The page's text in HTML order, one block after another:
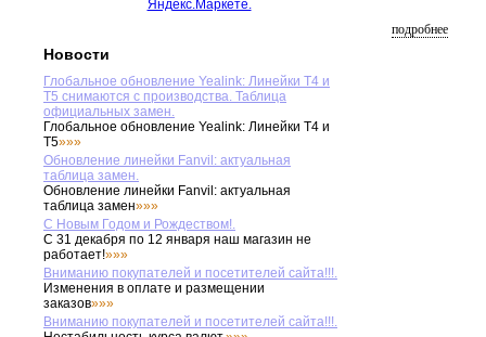
Новости
Глобальное обновление Yealink: Линейки T4 и
T5 снимаются с производства. Таблица
официальных замен.
Глобальное обновление Yealink: Линейки T4 и
T5»»»
Обновление линейки Fanvil: актуальная
таблица замен.
Обновление линейки Fanvil: актуальная
таблица замен»»»
С Новым Годом и Рождеством!.
С 31 декабря по 12 января наш магазин не
работает!»»»
Вниманию покупателей и посетителей сайта!!!.
Изменения в оплате и размещении
заказов»»»
Вниманию покупателей и посетителей сайта!!!.
подробнее